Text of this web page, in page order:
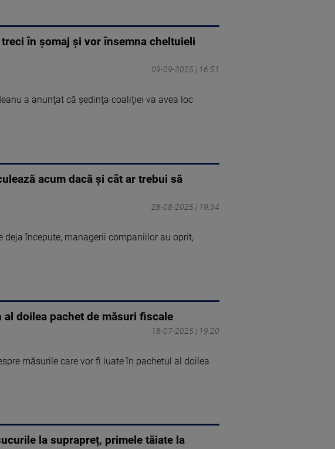
în şomaj şi vor însemna cheltuieli
09-09-2025 | 16:51
a anunţat că şedinţa coaliţiei va avea loc
acum dacă și cât ar trebui să
28-08-2025 | 19:34
începute, managerii companiilor au oprit,
al doilea pachet de măsuri fiscale
18-07-2025 | 19:20
măsurile care vor fi luate în pachetul al doilea
la suprapreț, primele tăiate la